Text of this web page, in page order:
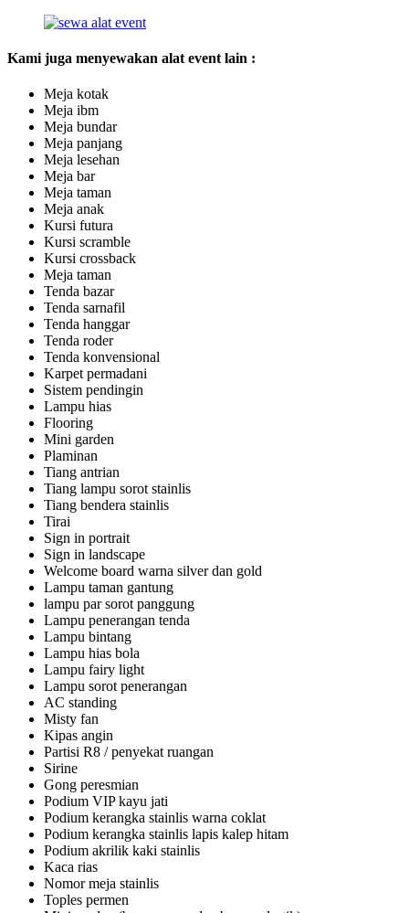
Kami juga menyewakan alat event lain :
Meja kotak
Meja ibm
Meja bundar
Meja panjang
Meja lesehan
Meja bar
Meja taman
Meja anak
Kursi futura
Kursi scramble
Kursi crossback
Meja taman
Tenda bazar
Tenda sarnafil
Tenda hanggar
Tenda roder
Tenda konvensional
Karpet permadani
Sistem pendingin
Lampu hias
Flooring
Mini garden
Plaminan
Tiang antrian
Tiang lampu sorot stainlis
Tiang bendera stainlis
Tirai
Sign in portrait
Sign in landscape
Welcome board warna silver dan gold
Lampu taman gantung
lampu par sorot panggung
Lampu penerangan tenda
Lampu bintang
Lampu hias bola
Lampu fairy light
Lampu sorot penerangan
AC standing
Misty fan
Kipas angin
Partisi R8 / penyekat ruangan
Sirine
Gong peresmian
Podium VIP kayu jati
Podium kerangka stainlis warna coklat
Podium kerangka stainlis lapis kalep hitam
Podium akrilik kaki stainlis
Kaca rias
Nomor meja stainlis
Toples permen